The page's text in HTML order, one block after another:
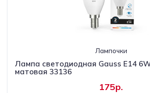
Лампочки
Лампа светодиодная Gauss E14
матовая 33136
175р.